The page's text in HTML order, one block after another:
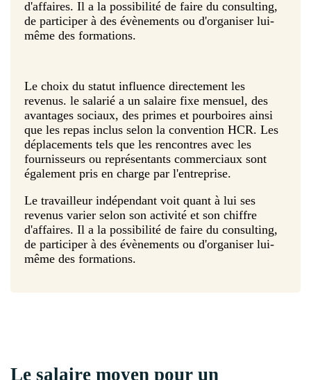
d'affaires. Il a la possibilité de faire du consulting,
de participer à des évènements ou d'organiser lui-
même des formations.
Le choix du statut influence directement les
revenus. le salarié a un salaire fixe mensuel, des
avantages sociaux, des primes et pourboires ainsi
que les repas inclus selon la convention HCR. Les
déplacements tels que les rencontres avec les
fournisseurs ou représentants commerciaux sont
également pris en charge par l'entreprise.
Le travailleur indépendant voit quant à lui ses
revenus varier selon son activité et son chiffre
d'affaires. Il a la possibilité de faire du consulting,
de participer à des évènements ou d'organiser lui-
même des formations.
Le salaire moyen pour un